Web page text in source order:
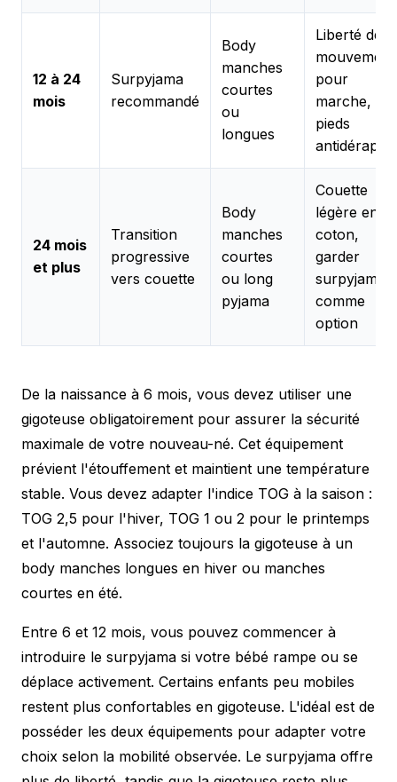
12 à 24
mois
Surpyjama
recommandé
Body
manches
courtes
ou
longues
Liberté de
mouvement
pour
marche,
pieds
24 mois
et plus
Transition
progressive
vers couette
Body
manches
courtes
ou long
pyjama
Couette
légère en
coton,
garder
surpyjama
comme
option
De la naissance à 6 mois, vous devez utiliser une
gigoteuse obligatoirement pour assurer la sécurité
maximale de votre nouveau-né. Cet équipement
prévient l'étouffement et maintient une température
stable. Vous devez adapter l'indice TOG à la saison :
TOG 2,5 pour l'hiver, TOG 1 ou 2 pour le printemps
et l'automne. Associez toujours la gigoteuse à un
body manches longues en hiver ou manches
courtes en été.
Entre 6 et 12 mois, vous pouvez commencer à
introduire le surpyjama si votre bébé rampe ou se
déplace activement. Certains enfants peu mobiles
restent plus confortables en gigoteuse. L'idéal est de
posséder les deux équipements pour adapter votre
choix selon la mobilité observée. Le surpyjama offre